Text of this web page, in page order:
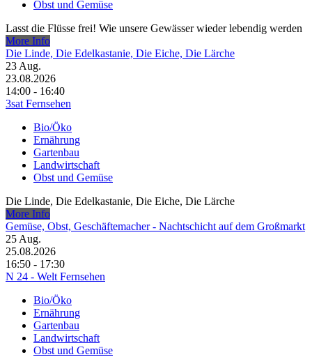
Obst und Gemüse
Lasst die Flüsse frei! Wie unsere Gewässer wieder lebendig werden
More Info
Die Linde, Die Edelkastanie, Die Eiche, Die Lärche
23 Aug.
23.08.2026
14:00 - 16:40
3sat Fernsehen
Bio/Öko
Ernährung
Gartenbau
Landwirtschaft
Obst und Gemüse
Die Linde, Die Edelkastanie, Die Eiche, Die Lärche
More Info
Gemüse, Obst, Geschäftemacher - Nachtschicht auf dem Großmarkt
25 Aug.
25.08.2026
16:50 - 17:30
N 24 - Welt Fernsehen
Bio/Öko
Ernährung
Gartenbau
Landwirtschaft
Obst und Gemüse